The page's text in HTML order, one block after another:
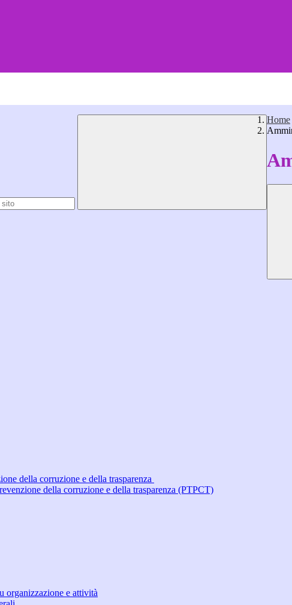
Home
della corruzione e della trasparenza
della corruzione e della trasparenza (PTPCT)
organizzazione e attività